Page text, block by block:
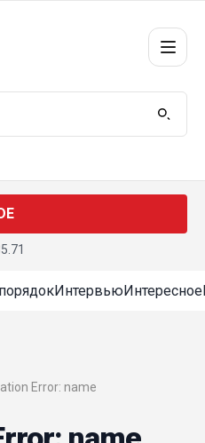
5.71
ИнтервьюИнтересное
Error: name